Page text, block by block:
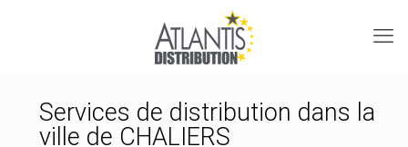
Services de distribution dans la
ville de CHALIERS